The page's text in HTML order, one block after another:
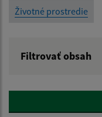
Životné prostredie
Filtrovať obsah
Popis: